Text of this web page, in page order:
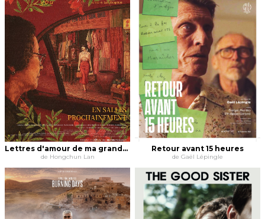
Lettres d'amour de ma grand-mère
de Hongchun Lan
Retour avant 15 heures
de Gaël Lépingle